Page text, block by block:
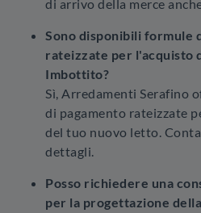
di arrivo della merce
Sono disponibili formule
rateizzate per l'acquisto
Imbottito?
Sì, Arredamenti Serafino
di pagamento rateizzate
del tuo nuovo letto.
dettagli.
Posso richiedere una
per la progettazione